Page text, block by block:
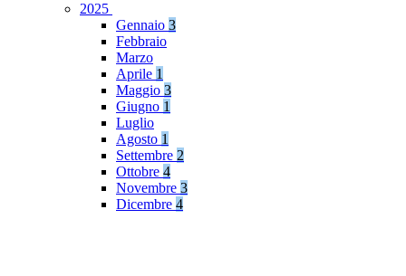
2025
Gennaio 3
Febbraio
Marzo
Aprile 1
Maggio 3
Giugno 1
Luglio
Agosto 1
Settembre 2
Ottobre 4
Novembre 3
Dicembre 4